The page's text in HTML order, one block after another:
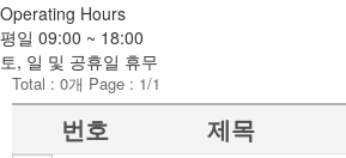
Operating Hours
평일 09:00 ~ 18:00
토, 일 및 공휴일 휴무
Total : 0개 Page : 1/1
번호 제목